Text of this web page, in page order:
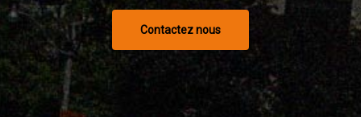
Contactez nous